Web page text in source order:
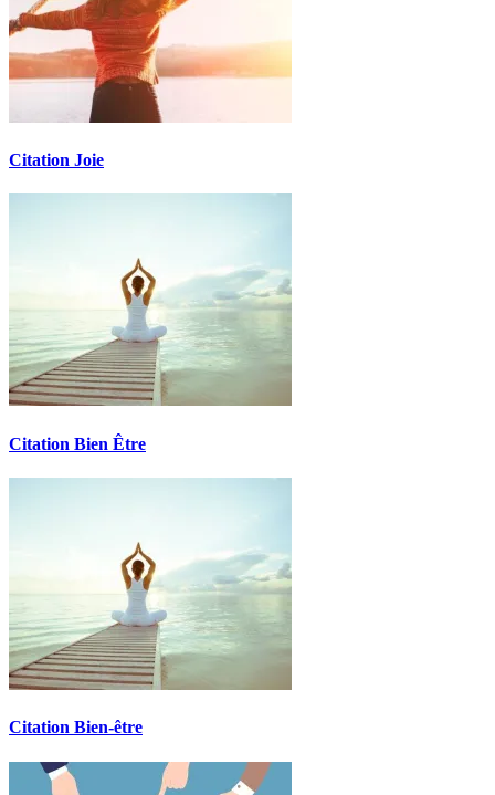
Citation Joie
Citation Bien Être
Citation Bien-être